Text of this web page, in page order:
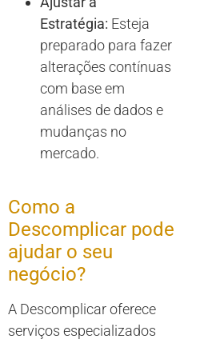
Estratégia: Esteja
preparado para fazer
alterações contínuas
com base em
análises de dados e
mudanças no
mercado.
Como a
Descomplicar pode
ajudar o seu
negócio?
A Descomplicar oferece
serviços especializados